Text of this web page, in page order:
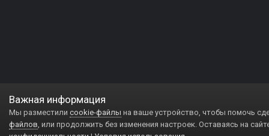
Важная информация
Мы разместили cookie-файлы на ваше устройство, чтобы помочь
файлов, или продолжить без изменения настроек. Оставаясь на